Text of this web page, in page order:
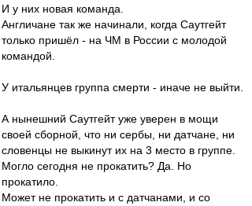
И у них новая команда.
Англичане так же начинали, когда Саутгейт
только пришёл - на ЧМ в России с молодой
командой.
У итальянцев группа смерти - иначе не выйти.
А нынешний Саутгейт уже уверен в мощи
своей сборной, что ни сербы, ни датчане, ни
словенцы не выкинут их на 3 место в группе.
Могло сегодня не прокатить? Да. Но
прокатило.
Может не прокатить и с датчанами, и со